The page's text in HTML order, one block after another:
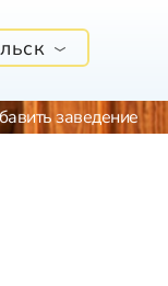
заведение